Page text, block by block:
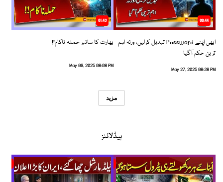
00:44
ابھی اپنے Password تبدیل کرلیں، ورنہ اہم
ترین حکم آگیا
May 27, 2025 08:38 PM
01:43
بھارت کا سائبر حملہ ناکام!!
May 09, 2025 08:08 PM
مزید
ہیڈلائنز